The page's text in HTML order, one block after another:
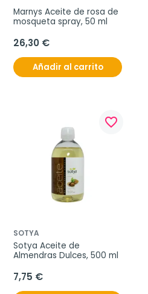
Marnys Aceite de rosa de
mosqueta spray, 50 ml
26,30 €
Añadir al carrito
favorite_border
SOTYA
Sotya Aceite de
Almendras Dulces, 500 ml
7,75 €